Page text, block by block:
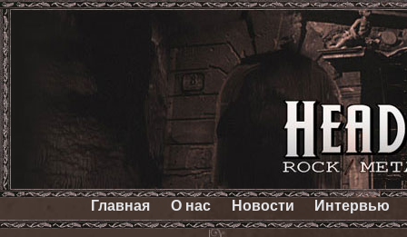
Главная О нас Новости Интервью